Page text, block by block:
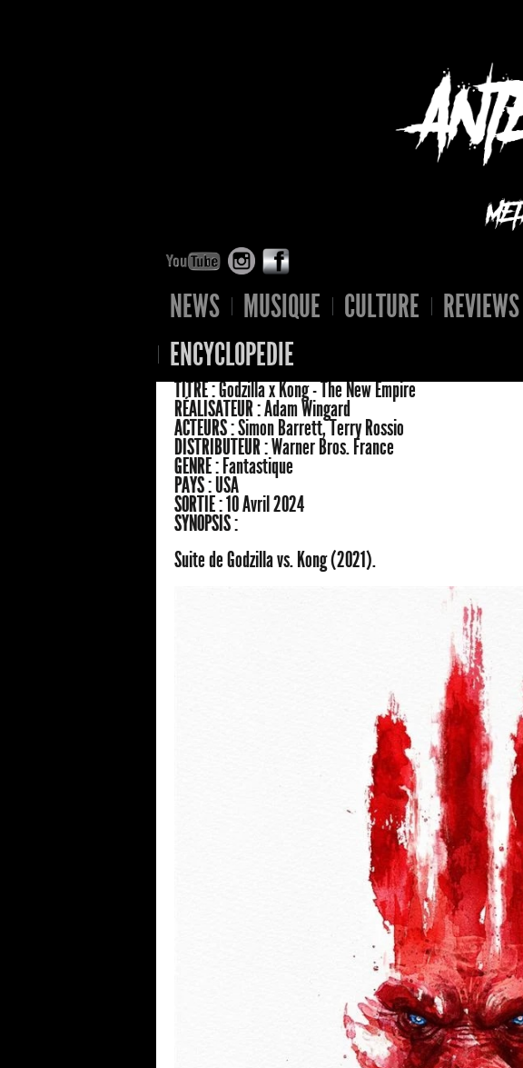
NEWS MUSIQUE CULTURE REVIEWS
ENCYCLOPEDIE
TITRE :Godzilla x Kong - The New Empire
RÉALISATEUR :Adam Wingard
ACTEURS :Simon Barrett, Terry Rossio
DISTRIBUTEUR :Warner Bros. France
GENRE : Fantastique
PAYS :USA
SORTIE :10 Avril 2024
SYNOPSIS :
Suite de Godzilla vs. Kong (2021).